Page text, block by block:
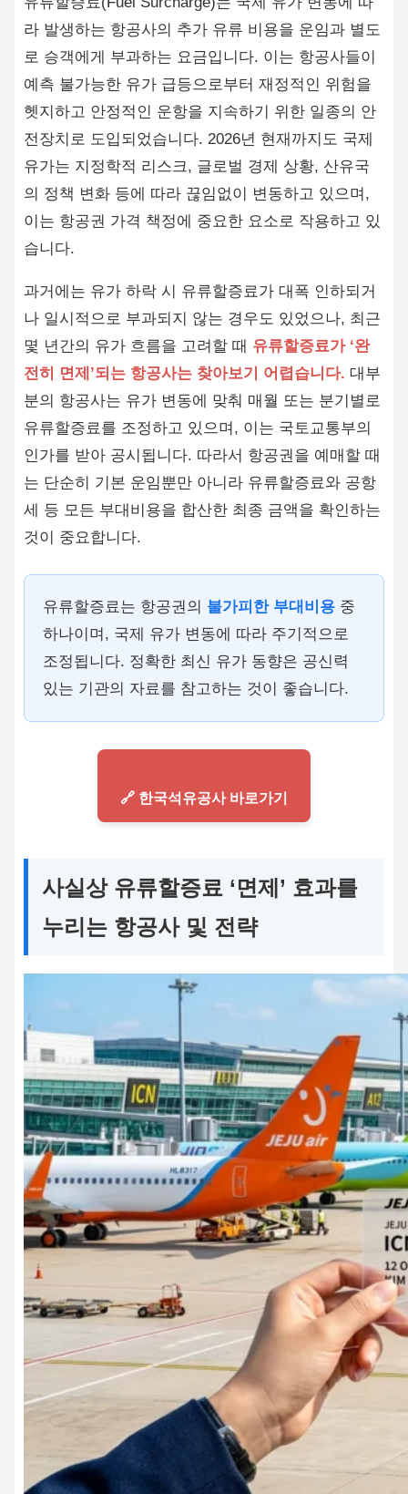
라 발생하는 항공사의 추가 유류 비용을 운임과 별도
로 승객에게 부과하는 요금입니다. 이는 항공사들이
예측 불가능한 유가 급등으로부터 재정적인 위험을
헷지하고 안정적인 운항을 지속하기 위한 일종의 안
전장치로 도입되었습니다. 2026년 현재까지도 국제
유가는 지정학적 리스크, 글로벌 경제 상황, 산유국
의 정책 변화 등에 따라 끊임없이 변동하고 있으며,
이는 항공권 가격 책정에 중요한 요소로 작용하고 있
습니다.
과거에는 유가 하락 시 유류할증료가 대폭 인하되거
나 일시적으로 부과되지 않는 경우도 있었으나, 최근
몇 년간의 유가 흐름을 고려할 때 유류할증료가 ‘완
전히 면제’되는 항공사는 찾아보기 어렵습니다. 대부
분의 항공사는 유가 변동에 맞춰 매월 또는 분기별로
유류할증료를 조정하고 있으며, 이는 국토교통부의
인가를 받아 공시됩니다. 따라서 항공권을 예매할 때
는 단순히 기본 운임뿐만 아니라 유류할증료와 공항
세 등 모든 부대비용을 합산한 최종 금액을 확인하는
것이 중요합니다.
유류할증료는 항공권의 불가피한 부대비용중
하나이며, 국제 유가 변동에 따라 주기적으로
조정됩니다. 정확한 최신 유가 동향은 공신력
있는 기관의 자료를 참고하는 것이 좋습니다.
🔗 한국석유공사 바로가기
사실상 유류할증료 ‘면제’ 효과를
누리는 항공사 및 전략